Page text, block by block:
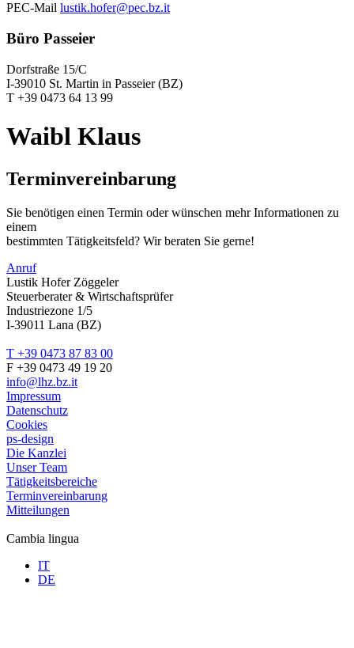
PEC-Mail lustik.hofer@pec.bz.it
Büro Passeier
Dorfstraße 15/C
I-39010 St. Martin in Passeier (BZ)
T +39 0473 64 13 99
Waibl Klaus
Terminvereinbarung
Sie benötigen einen Termin oder wünschen mehr Informationen zu
einem
bestimmten Tätigkeitsfeld? Wir beraten Sie gerne!
Anruf
Lustik Hofer Zöggeler
Steuerberater & Wirtschaftsprüfer
Industriezone 1/5
I-39011 Lana (BZ)
T +39 0473 87 83 00
F +39 0473 49 19 20
info@lhz.bz.it
Impressum
Datenschutz
Cookies
ps-design
Die Kanzlei
Unser Team
Tätigkeitsbereiche
Terminvereinbarung
Mitteilungen
Cambia lingua
IT
DE